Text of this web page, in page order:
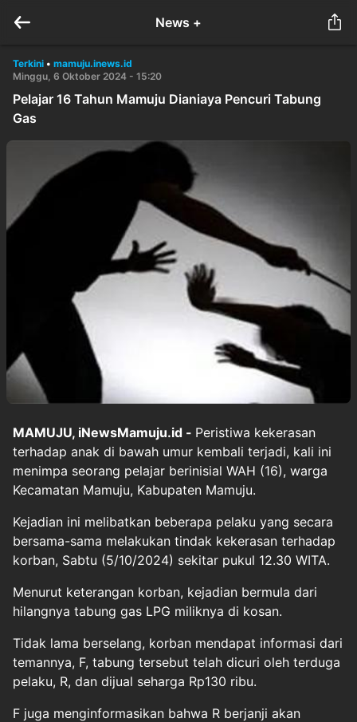
News +
Terkini • mamuju.inews.id
Minggu, 6 Oktober 2024 - 15:20
Pelajar 16 Tahun Mamuju Dianiaya Pencuri Tabung
Gas
MAMUJU, iNewsMamuju.id - Peristiwa kekerasan
terhadap anak di bawah umur kembali terjadi, kali ini
menimpa seorang pelajar berinisial WAH (16), warga
Kecamatan Mamuju, Kabupaten Mamuju.
Kejadian ini melibatkan beberapa pelaku yang secara
bersama-sama melakukan tindak kekerasan terhadap
korban, Sabtu (5/10/2024) sekitar pukul 12.30 WITA.
Menurut keterangan korban, kejadian bermula dari
hilangnya tabung gas LPG miliknya di kosan.
Tidak lama berselang, korban mendapat informasi dari
temannya, F, tabung tersebut telah dicuri oleh terduga
pelaku, R, dan dijual seharga Rp130 ribu.
F juga menginformasikan bahwa R berjanji akan